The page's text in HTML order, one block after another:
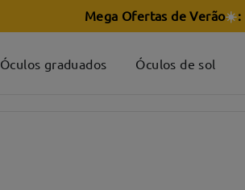
Mega Ofertas de Verão☀️:
Óculos graduados Óculos de sol